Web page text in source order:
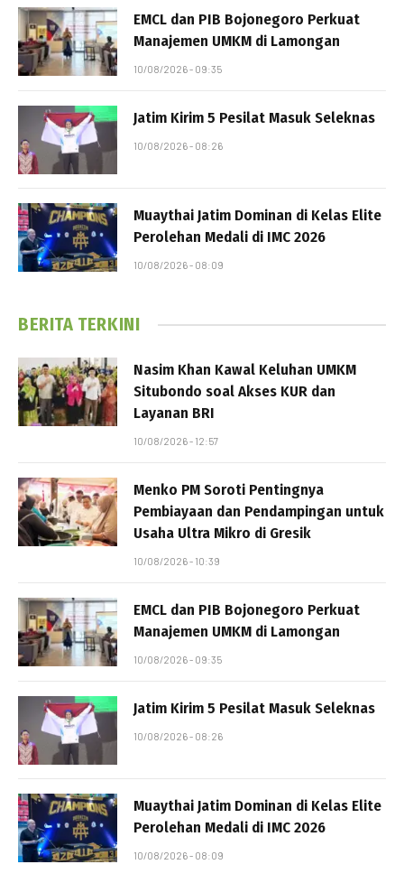
EMCL dan PIB Bojonegoro Perkuat
Manajemen UMKM di Lamongan
10/08/2026 - 09:35
Jatim Kirim 5 Pesilat Masuk Seleknas
10/08/2026 - 08:26
Muaythai Jatim Dominan di Kelas Elite
Perolehan Medali di IMC 2026
10/08/2026 - 08:09
BERITA TERKINI
Nasim Khan Kawal Keluhan UMKM
Situbondo soal Akses KUR dan
Layanan BRI
10/08/2026 - 12:57
Menko PM Soroti Pentingnya
Pembiayaan dan Pendampingan untuk
Usaha Ultra Mikro di Gresik
10/08/2026 - 10:39
EMCL dan PIB Bojonegoro Perkuat
Manajemen UMKM di Lamongan
10/08/2026 - 09:35
Jatim Kirim 5 Pesilat Masuk Seleknas
10/08/2026 - 08:26
Muaythai Jatim Dominan di Kelas Elite
Perolehan Medali di IMC 2026
10/08/2026 - 08:09